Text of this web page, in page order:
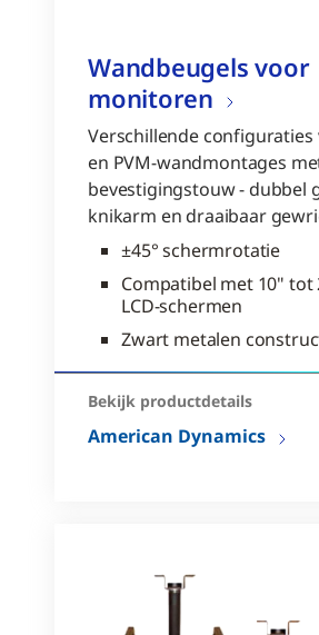
Wandbeugels voor
monitoren
Verschillende configuraties
en PVM-wandmontages
bevestigingstouw - dubbel
knikarm en draaibaar
±45° schermrotatie
Compatibel met 10" tot
LCD-schermen
Zwart metalen
Bekijk productdetails
American Dynamics